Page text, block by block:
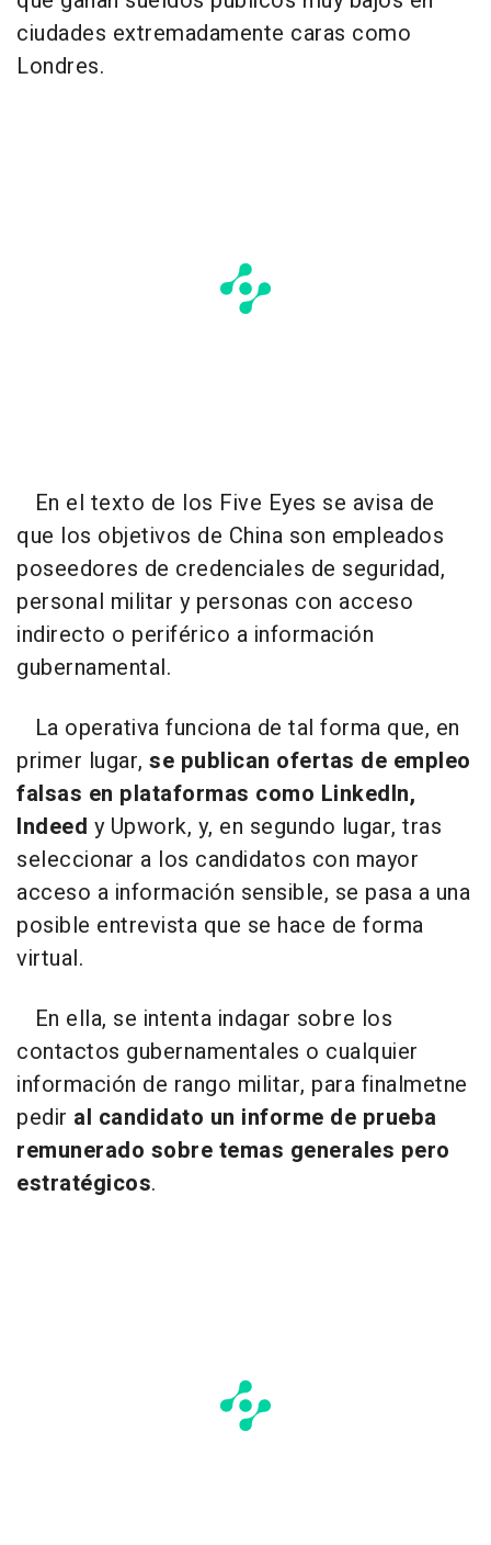
ciudades extremadamente caras como
Londres.
En el texto de los Five Eyes se avisa de
que los objetivos de China son empleados
poseedores de credenciales de seguridad,
personal militar y personas con acceso
indirecto o periférico a información
gubernamental.
La operativa funciona de tal forma que, en
primer lugar, se publican ofertas de empleo
falsas en plataformas como LinkedIn,
Indeed y Upwork, y, en segundo lugar, tras
seleccionar a los candidatos con mayor
acceso a información sensible, se pasa a una
posible entrevista que se hace de forma
virtual.
En ella, se intenta indagar sobre los
contactos gubernamentales o cualquier
información de rango militar, para finalmetne
pedir al candidato un informe de prueba
remunerado sobre temas generales pero
estratégicos.